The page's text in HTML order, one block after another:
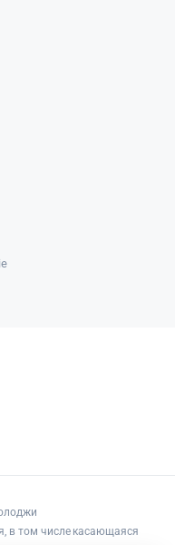
в том числе касающаяся